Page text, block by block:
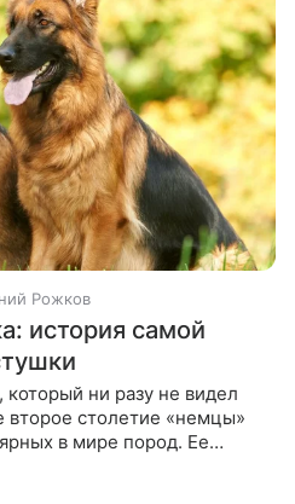
Рожков
история самой
который ни разу не видел
столетие «немцы»
в мире пород. Ее
метро и аэропортах,
снимаются